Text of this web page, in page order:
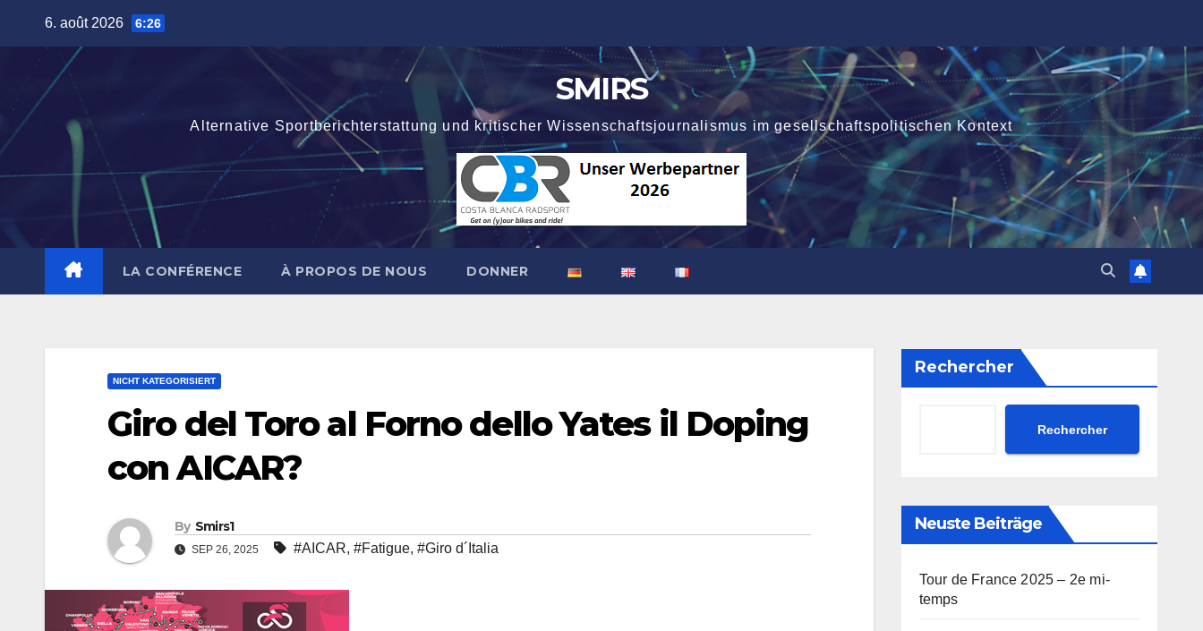
6. août 2026 6:26
SMIRS
Alternative Sportberichterstattung und kritischer Wissenschaftsjournalismus im gesellschaftspolitischen Kontext
LA CONFÉRENCE À PROPOS DE NOUS DONNER
NICHT KATEGORISIERT
Giro del Toro al Forno dello Yates il Doping
con AICAR?
By Smirs1
SEP 26, 2025 #AICAR, #Fatigue, #Giro d´Italia
Rechercher
Rechercher
Neuste Beiträge
Tour de France 2025 – 2e mi-
temps